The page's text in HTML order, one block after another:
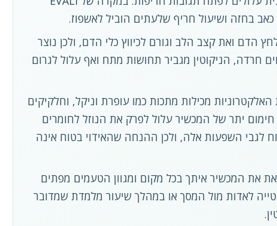
בחזה ושיעול חריף שלעתים הוביל לאשפוז.
הדם ואת קצב הלב וגורם לכיווץ כלי הדם, ולכן נוצר
חרדה, הניקוטין מגביר תחושות מתח ואף עלול לגרום
האלקטרוניות מכילות מתכות כמו עופרת וניקל, וחלקיקים
יתר של המכשיר עלול לפרק את הנוזל לחומרים
לגבי השפעות אלה, ולכן ההנחה שהאידוי בטוח אינה
את המכשיר איתך בכל מקום ומגוון הטעמים מפתים
לאדות מול המסך או במהלך שיעור מלמדת שמדובר